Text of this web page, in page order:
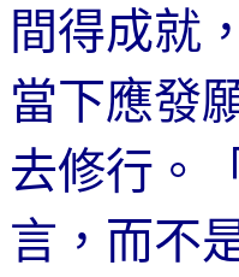
間得成就
當下應發
去修行。
言，而不